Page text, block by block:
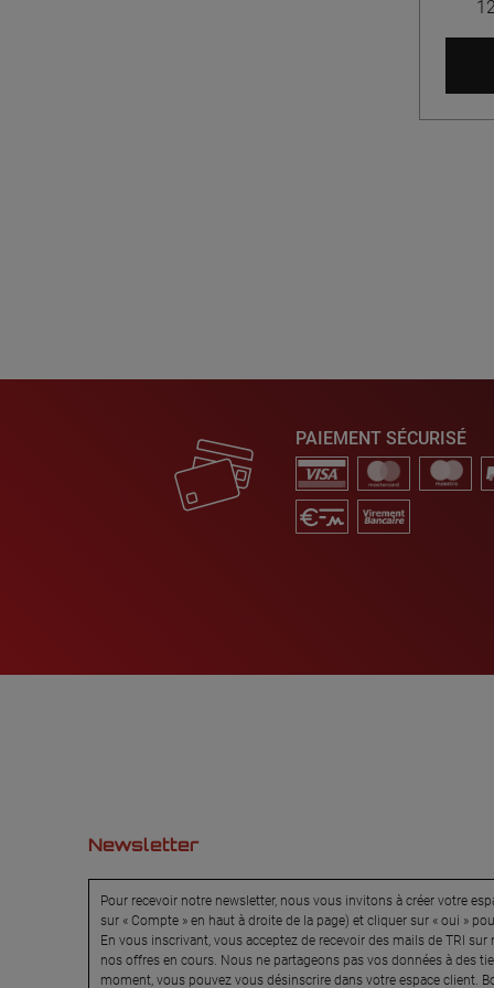
PAIEMENT SÉCURISÉ
Newsletter
Pour recevoir notre newsletter, nous vous invitons à créer votre
sur « Compte » en haut à droite de la page) et cliquer sur « oui »
En vous inscrivant, vous acceptez de recevoir des mails de TRI sur
nos offres en cours. Nous ne partageons pas vos données à des
moment, vous pouvez vous désinscrire dans votre espace client.